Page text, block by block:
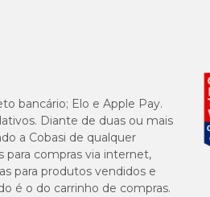
de cães e gatos. Além do Vermivet
Gatos.
bancário; Elo e Apple Pay.
Diante de duas ou mais
a Cobasi de qualquer
para compras via internet,
para produtos vendidos e
é o do carrinho de compras.